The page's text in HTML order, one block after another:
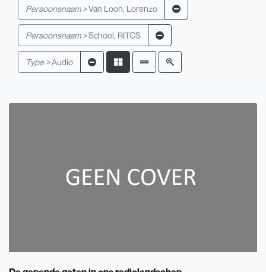
Persoonsnaam >Van Loon, Lorenzo
Persoonsnaam >School, RITCS
Type >Audio